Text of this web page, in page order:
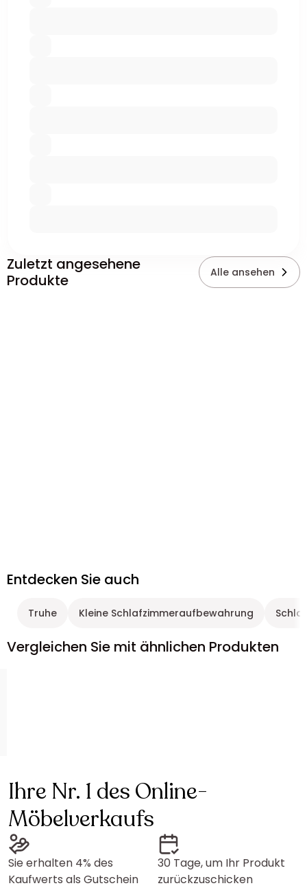
Zuletzt angesehene
Produkte
Alle ansehen
Entdecken Sie auch
Truhe Kleine Schlafzimmeraufbewahrung
Vergleichen Sie mit ähnlichen Produkten
Ihre Nr. 1 des Online-
Möbelverkaufs
Sie erhalten 4% des
Kaufwerts als Gutschein
30 Tage, um Ihr Produkt
zurückzuschicken